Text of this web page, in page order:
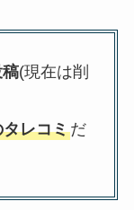
(現在は削
レコミだ